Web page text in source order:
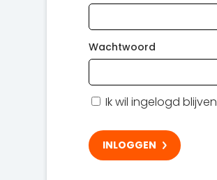
Wachtwoord
Ik wil ingelogd blijven